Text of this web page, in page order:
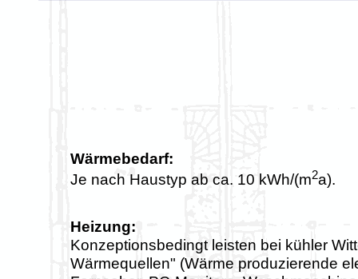
Wärmebedarf:
Je nach Haustyp ab ca. 10 kWh/(m2a).
Heizung:
Konzeptionsbedingt leisten bei kühler
Wärmequellen" (Wärme produzierende